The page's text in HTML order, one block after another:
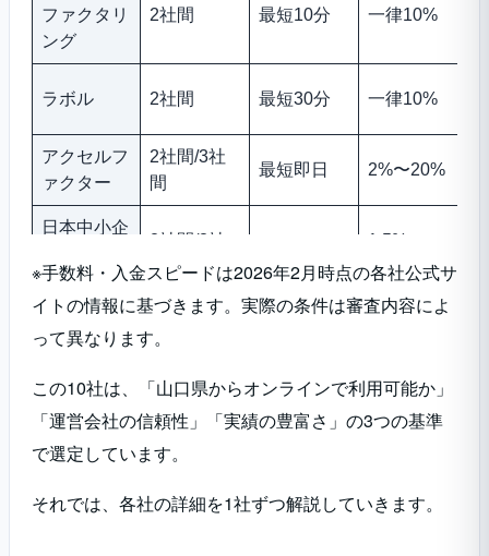
ファクタリ
ング
2社間 最短10分 一律10%
ラボル 2社間 最短30分 一律10%
アクセルフ
ァクター
2社間/3社
間
最短即日 2%〜20%
日本中小企
ート機構
2社間/3社
間
1.5%〜
10%
ベストファ
2社間/3社
PMG（ピ
ーエムジ
2社間/3社
間
西日本ファ
2社間/3社
※手数料・入金スピードは2026年2月時点の各社公式サ
イトの情報に基づきます。実際の条件は審査内容によ
って異なります。
この10社は、「山口県からオンラインで利用可能か」
「運営会社の信頼性」「実績の豊富さ」の3つの基準
で選定しています。
それでは、各社の詳細を1社ずつ解説していきます。